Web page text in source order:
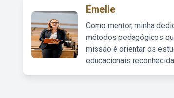
Emelie
Como mentor, minha
métodos pedagógicos
missão é orientar os
educacionais